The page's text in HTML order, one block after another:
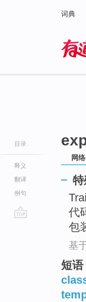
词典
目录
释义
翻译
例句
网
代
包
基
短语